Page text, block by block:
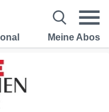
Meine Abos